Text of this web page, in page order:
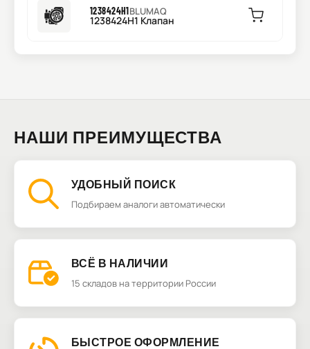
1238424H1BLUMAQ
1238424H1 Клапан
НАШИ ПРЕИМУЩЕСТВА
УДОБНЫЙ ПОИСК
Подбираем аналоги автоматически
ВСЁ В НАЛИЧИИ
15 складов на территории России
БЫСТРОЕ ОФОРМЛЕНИЕ